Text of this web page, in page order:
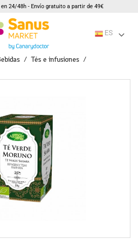
24/48h - Envío gratuito a partir de 49€
ES
Tés e infusiones